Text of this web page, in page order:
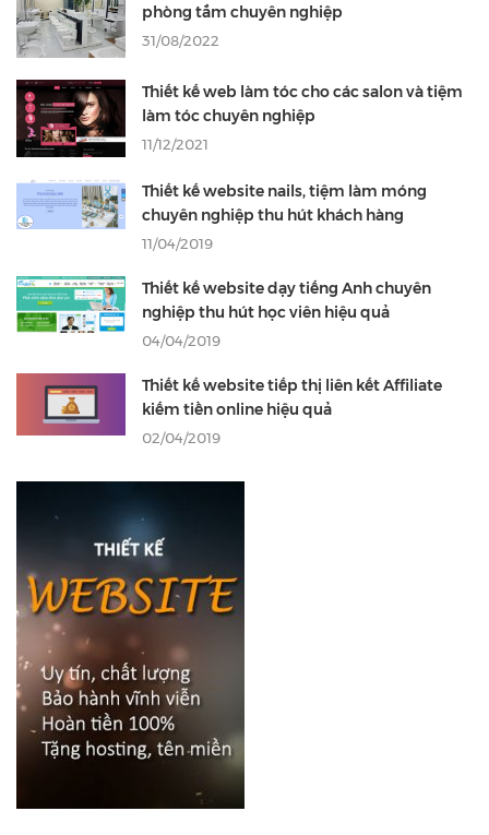
phòng tắm chuyên nghiệp
31/08/2022
Thiết kế web làm tóc cho các salon và tiệm
làm tóc chuyên nghiệp
11/12/2021
Thiết kế website nails, tiệm làm móng
chuyên nghiệp thu hút khách hàng
11/04/2019
Thiết kế website dạy tiếng Anh chuyên
nghiệp thu hút học viên hiệu quả
04/04/2019
Thiết kế website tiếp thị liên kết Affiliate
kiếm tiền online hiệu quả
02/04/2019